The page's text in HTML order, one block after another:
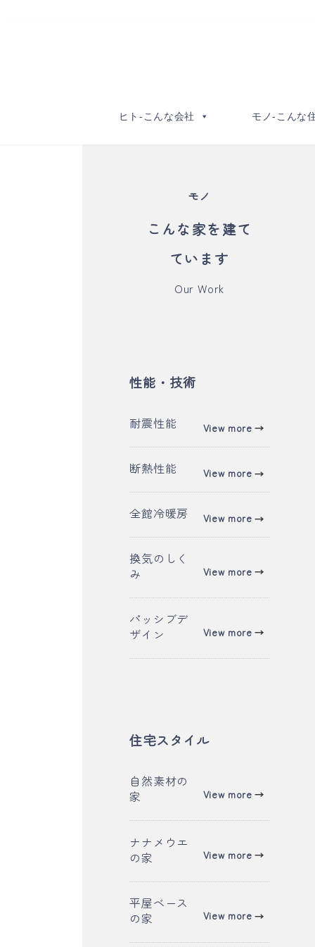
ヒト-こんな会社 モノ-こんな
モノ
こんな家を建て
ています
Our Work
性能・技術
カ
リ
ン
ク
耐震性能
カ
ラ
リ
ン
ク
View more
カ
リ
ン
ク
断熱性能
カ
ラ
リ
ン
View more
カ
リ
ン
ク
全館冷暖房
カ
ラ
リ
ク
View more
カ
ラ
ン
ク
換気のしく
み
カ
ン
ク
View more
カ
ラ
パッシブデ
ザイン
カ
View more
住宅スタイル
カ
ラ
ン
ク
自然素材の
家
カ
ン
ク
View more
カ
ラ
ン
ク
ナナメウエ
の家
カ
ン
ク
View more
カ
ラ
平屋ベース
の家
カ
View more